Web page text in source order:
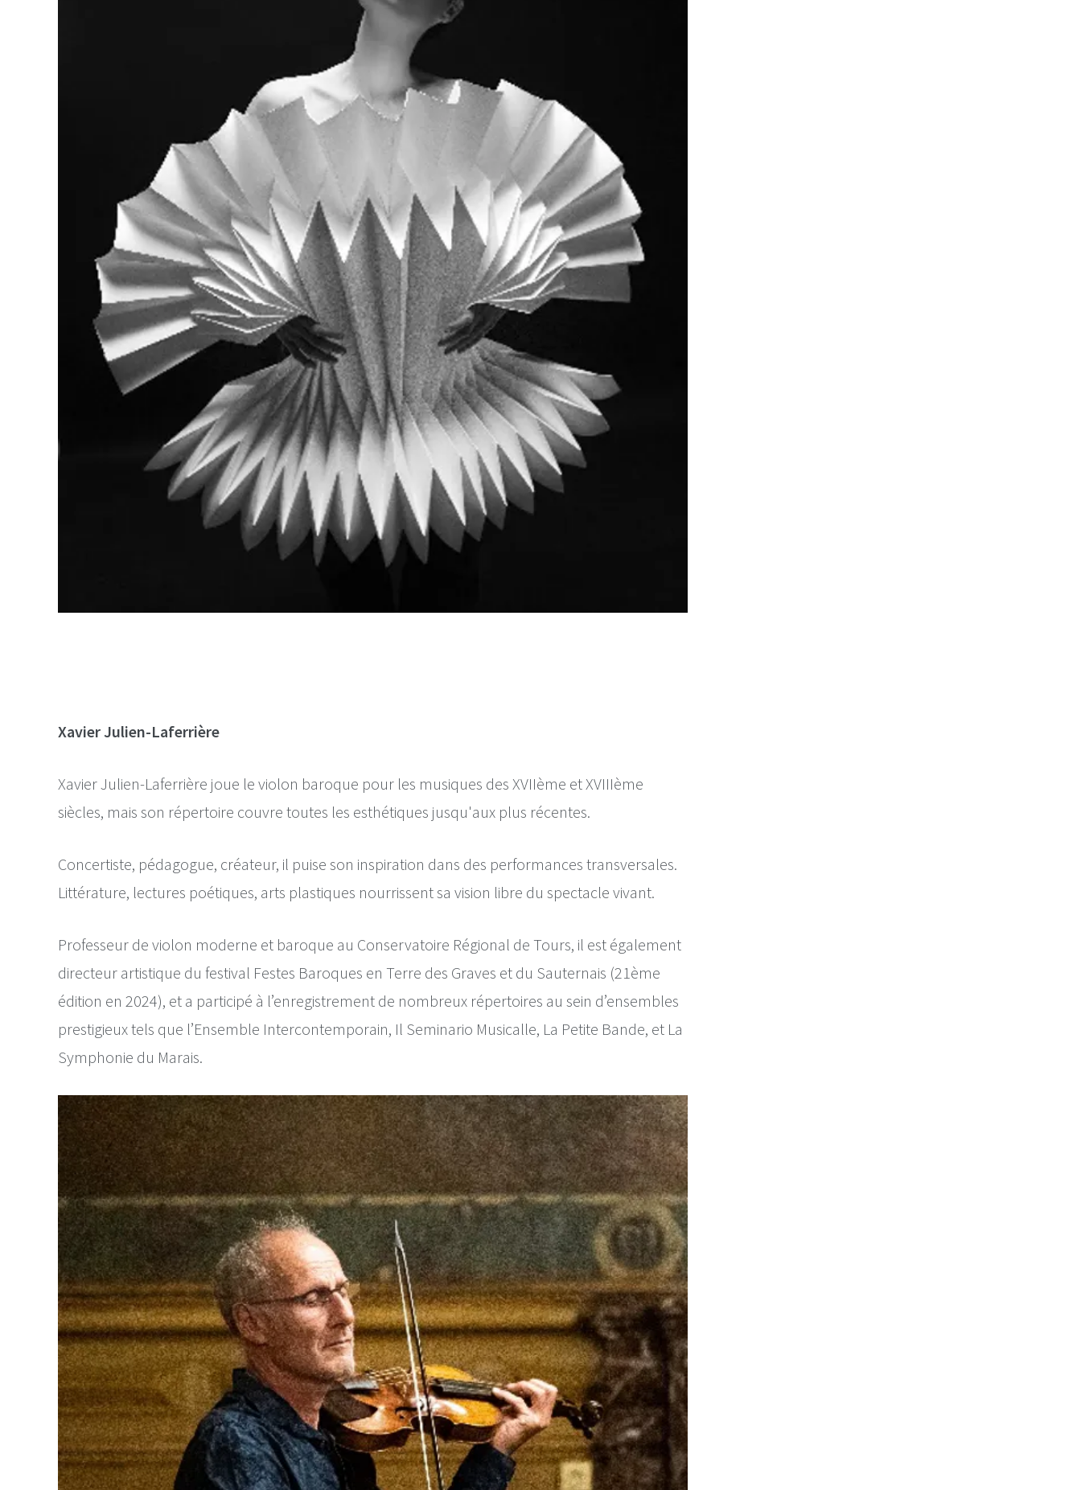
Xavier Julien-Laferrière
Xavier Julien-Laferrière joue le violon baroque pour les musiques des XVIIème et XVIIIème
siècles, mais son répertoire couvre toutes les esthétiques jusqu'aux plus récentes.
Concertiste, pédagogue, créateur, il puise son inspiration dans des performances transversales.
Littérature, lectures poétiques, arts plastiques nourrissent sa vision libre du spectacle vivant.
Professeur de violon moderne et baroque au Conservatoire Régional de Tours, il est également
directeur artistique du festival Festes Baroques en Terre des Graves et du Sauternais (21ème
édition en 2024), et a participé à l’enregistrement de nombreux répertoires au sein d’ensembles
prestigieux tels que l’Ensemble Intercontemporain, Il Seminario Musicalle, La Petite Bande, et La
Symphonie du Marais.